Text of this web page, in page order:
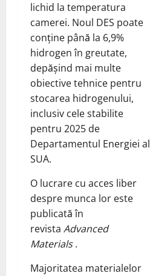
lichid la temperatura
camerei. Noul DES poate
conține până la 6,9%
hidrogen în greutate,
depășind mai multe
obiective tehnice pentru
stocarea hidrogenului,
inclusiv cele stabilite
pentru 2025 de
Departamentul Energiei al
SUA.
O lucrare cu acces liber
despre munca lor este
publicată în
revista Advanced
Materials.
Majoritatea materialelor